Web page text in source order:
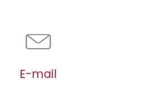
E-mail